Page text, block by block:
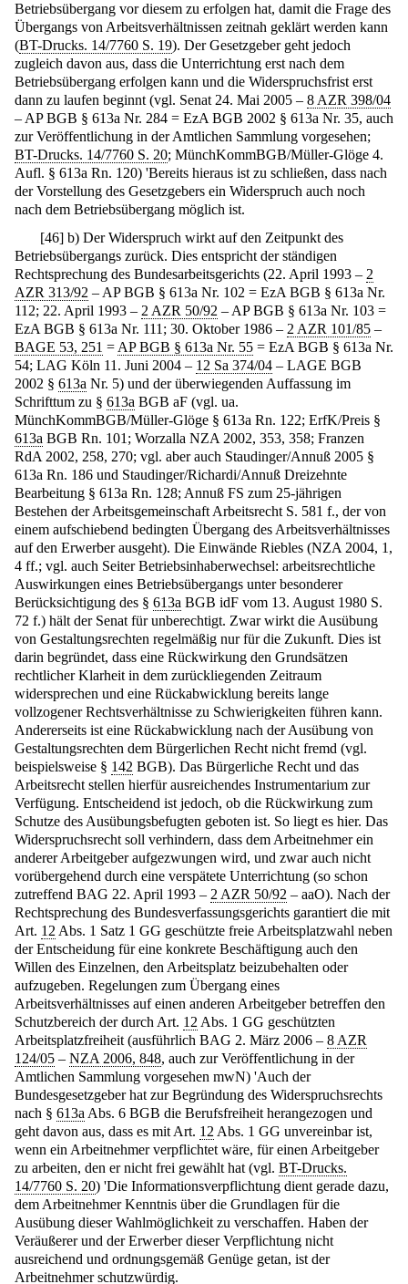
Betriebsübergang vor diesem zu erfolgen hat, damit die Frage des
Übergangs von Arbeitsverhältnissen zeitnah geklärt werden kann
(BT-Drucks. 14/7760 S. 19). Der Gesetzgeber geht jedoch
zugleich davon aus, dass die Unterrichtung erst nach dem
Betriebsübergang erfolgen kann und die Widerspruchsfrist erst
dann zu laufen beginnt (vgl. Senat 24. Mai 2005 – 8 AZR 398/04
– AP BGB § 613a Nr. 284 = EzA BGB 2002 § 613a Nr. 35, auch
zur Veröffentlichung in der Amtlichen Sammlung vorgesehen;
BT-Drucks. 14/7760 S. 20; MünchKommBGB/Müller-Glöge 4.
Aufl. § 613a Rn. 120) 'Bereits hieraus ist zu schließen, dass nach
der Vorstellung des Gesetzgebers ein Widerspruch auch noch
nach dem Betriebsübergang möglich ist.
[46] b) Der Widerspruch wirkt auf den Zeitpunkt des
Betriebsübergangs zurück. Dies entspricht der ständigen
Rechtsprechung des Bundesarbeitsgerichts (22. April 1993 – 2
AZR 313/92 – AP BGB § 613a Nr. 102 = EzA BGB § 613a Nr.
112; 22. April 1993 – 2 AZR 50/92 – AP BGB § 613a Nr. 103 =
EzA BGB § 613a Nr. 111; 30. Oktober 1986 – 2 AZR 101/85 –
BAGE 53, 251 = AP BGB § 613a Nr. 55 = EzA BGB § 613a Nr.
54; LAG Köln 11. Juni 2004 – 12 Sa 374/04 – LAGE BGB
2002 § 613a Nr. 5) und der überwiegenden Auffassung im
Schrifttum zu § 613a BGB aF (vgl. ua.
MünchKommBGB/Müller-Glöge § 613a Rn. 122; ErfK/Preis §
613a BGB Rn. 101; Worzalla NZA 2002, 353, 358; Franzen
RdA 2002, 258, 270; vgl. aber auch Staudinger/Annuß 2005 §
613a Rn. 186 und Staudinger/Richardi/Annuß Dreizehnte
Bearbeitung § 613a Rn. 128; Annuß FS zum 25-jährigen
Bestehen der Arbeitsgemeinschaft Arbeitsrecht S. 581 f., der von
einem aufschiebend bedingten Übergang des Arbeitsverhältnisses
auf den Erwerber ausgeht). Die Einwände Riebles (NZA 2004, 1,
4 ff.; vgl. auch Seiter Betriebsinhaberwechsel: arbeitsrechtliche
Auswirkungen eines Betriebsübergangs unter besonderer
Berücksichtigung des § 613a BGB idF vom 13. August 1980 S.
72 f.) hält der Senat für unberechtigt. Zwar wirkt die Ausübung
von Gestaltungsrechten regelmäßig nur für die Zukunft. Dies ist
darin begründet, dass eine Rückwirkung den Grundsätzen
rechtlicher Klarheit in dem zurückliegenden Zeitraum
widersprechen und eine Rückabwicklung bereits lange
vollzogener Rechtsverhältnisse zu Schwierigkeiten führen kann.
Andererseits ist eine Rückabwicklung nach der Ausübung von
Gestaltungsrechten dem Bürgerlichen Recht nicht fremd (vgl.
beispielsweise § 142 BGB). Das Bürgerliche Recht und das
Arbeitsrecht stellen hierfür ausreichendes Instrumentarium zur
Verfügung. Entscheidend ist jedoch, ob die Rückwirkung zum
Schutze des Ausübungsbefugten geboten ist. So liegt es hier. Das
Widerspruchsrecht soll verhindern, dass dem Arbeitnehmer ein
anderer Arbeitgeber aufgezwungen wird, und zwar auch nicht
vorübergehend durch eine verspätete Unterrichtung (so schon
zutreffend BAG 22. April 1993 – 2 AZR 50/92 – aaO). Nach der
Rechtsprechung des Bundesverfassungsgerichts garantiert die mit
Art. 12 Abs. 1 Satz 1 GG geschützte freie Arbeitsplatzwahl neben
der Entscheidung für eine konkrete Beschäftigung auch den
Willen des Einzelnen, den Arbeitsplatz beizubehalten oder
aufzugeben. Regelungen zum Übergang eines
Arbeitsverhältnisses auf einen anderen Arbeitgeber betreffen den
Schutzbereich der durch Art. 12 Abs. 1 GG geschützten
Arbeitsplatzfreiheit (ausführlich BAG 2. März 2006 – 8 AZR
124/05 – NZA 2006, 848, auch zur Veröffentlichung in der
Amtlichen Sammlung vorgesehen mwN) 'Auch der
Bundesgesetzgeber hat zur Begründung des Widerspruchsrechts
nach § 613a Abs. 6 BGB die Berufsfreiheit herangezogen und
geht davon aus, dass es mit Art. 12 Abs. 1 GG unvereinbar ist,
wenn ein Arbeitnehmer verpflichtet wäre, für einen Arbeitgeber
zu arbeiten, den er nicht frei gewählt hat (vgl. BT-Drucks.
14/7760 S. 20) 'Die Informationsverpflichtung dient gerade dazu,
dem Arbeitnehmer Kenntnis über die Grundlagen für die
Ausübung dieser Wahlmöglichkeit zu verschaffen. Haben der
Veräußerer und der Erwerber dieser Verpflichtung nicht
ausreichend und ordnungsgemäß Genüge getan, ist der
Arbeitnehmer schutzwürdig.